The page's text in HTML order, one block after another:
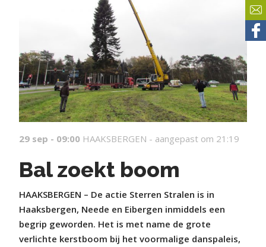
29 sep - 09:00 HAAKSBERGEN - aangepast om 21:19
Bal zoekt boom
HAAKSBERGEN – De actie Sterren Stralen is in
Haaksbergen, Neede en Eibergen inmiddels een
begrip geworden. Het is met name de grote
verlichte kerstboom bij het voormalige danspaleis,